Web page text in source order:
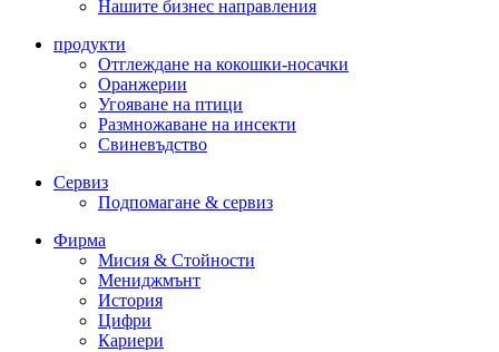
Нашите бизнес направления
продукти
Отглеждане на кокошки-носачки
Оранжерии
Угояване на птици
Размножаване на инсекти
Свиневъдство
Сервиз
Подпомагане & сервиз
Фирма
Мисия & Стойности
Мениджмънт
История
Цифри
Кариери